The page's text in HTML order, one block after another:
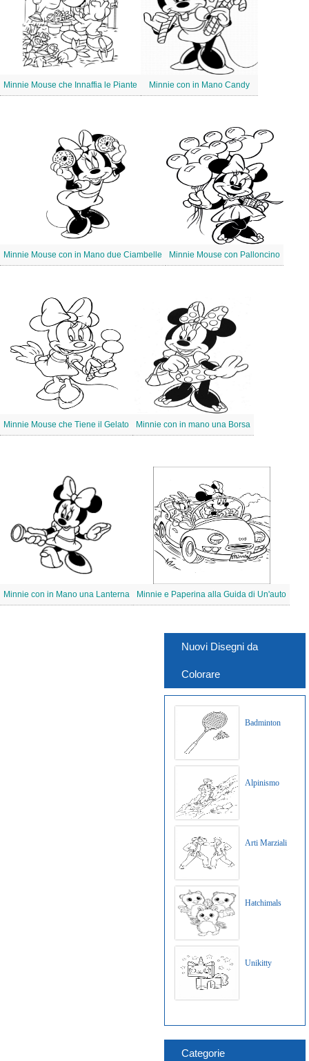
Minnie Mouse che Innaffia le Piante Minnie con in Mano Candy
Minnie Mouse con in Mano due Ciambelle Minnie Mouse con Palloncino
Minnie Mouse che Tiene il Gelato Minnie con in mano una Borsa
Minnie con in Mano una Lanterna Minnie e Paperina alla Guida di Un'auto
Nuovi Disegni da
Colorare
Badminton
Alpinismo
Arti Marziali
Hatchimals
Unikitty
Categorie